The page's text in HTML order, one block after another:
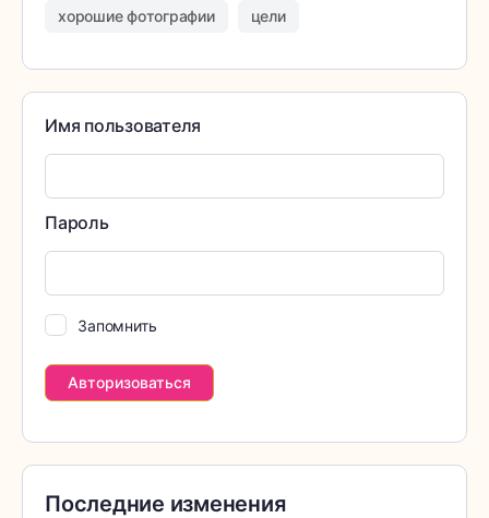
хорошие фотографии цели
Имя пользователя
Пароль
Запомнить
Последние изменения